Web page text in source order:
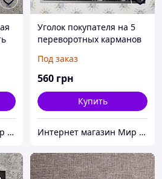
Интернет магазин Мир стендов. Товары из Украины
Уголок покупателя на 5
переворотных карманов
логотипом
Под заказ
560 грн
Купить
Интернет магазин Мир стендов. Товары из Украины